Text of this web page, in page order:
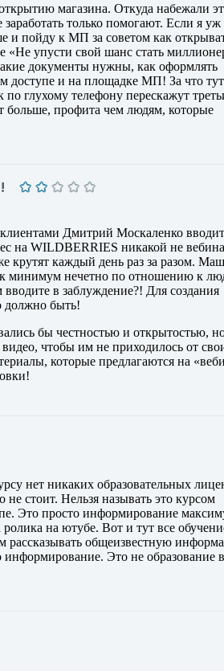
магазина. Откуда набежали
только помогают. Если я
и пойду к МП за советом как
«Не упусти свой шанс стать
документы нужны, как оформлять
доступе и на площадке МП! За что
глухому телефону перескажут
больше, профита чем людям, которые
Дмитрий Москаленко
на WILDBERRIES никакой не
крутят каждый день раз за разом.
минимум нечетно по отношению к
в заблуждение?! Для создания
должно быть!
бы честностью и открытостью,
чтобы им не приходилось от
которые предлагаются на
нет никаких образовательных
стоит. Нельзя называть это курсом
Это просто информирование
на ютубе. Вот и тут все
рассказывать общеизвестную
информирование. Это не образование